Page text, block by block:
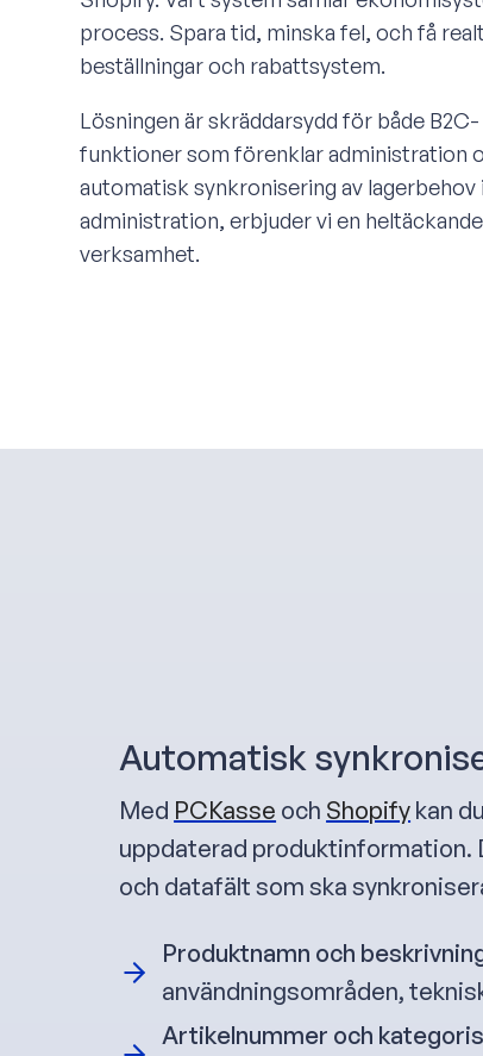
process. Spara tid, minska fel, och få
beställningar och rabattsystem.
Lösningen är skräddarsydd för både
funktioner som förenklar administration
automatisk synkronisering av
administration, erbjuder vi en
verksamhet.
Automatisk
Med PCKasse och Shopify kan
uppdaterad produktinformation.
och datafält som ska
Produktnamn och
användningsområden,
Artikelnummer och